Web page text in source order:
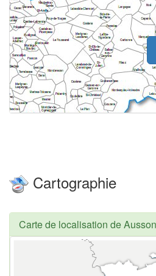
Cartographie
Carte de localisation de